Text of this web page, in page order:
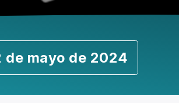
de mayo de 2024